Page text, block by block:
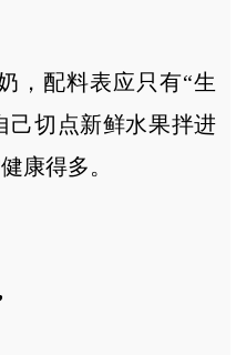
，配料表应只有“生
己切点新鲜水果拌进
康得多。